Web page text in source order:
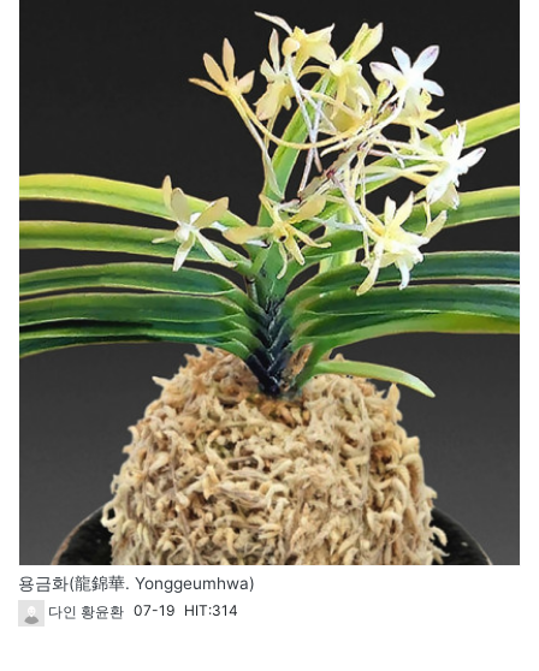
용금화(龍錦華. Yonggeumhwa)
다인 황윤환 07-19 HIT:314